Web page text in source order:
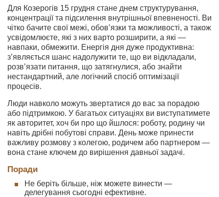
Для Козерогів 15 грудня стане днем структурування,
концентрації та підсилення внутрішньої впевненості. Ви
чітко бачите свої межі, обов’язки та можливості, а також
усвідомлюєте, які з них варто розширити, а які —
навпаки, обмежити. Енергія дня дуже продуктивна:
з’являється шанс надолужити те, що ви відкладали,
розв’язати питання, що затягнулися, або знайти
нестандартний, але логічний спосіб оптимізації
процесів.
Люди навколо можуть звертатися до вас за порадою
або підтримкою. У багатьох ситуаціях ви виступатимете
як авторитет, хоч би про що йшлося: роботу, родину чи
навіть дрібні побутові справи. День може принести
важливу розмову з колегою, родичем або партнером —
вона стане ключем до вирішення давньої задачі.
Поради
Не беріть більше, ніж можете винести —
делегування сьогодні ефективне.